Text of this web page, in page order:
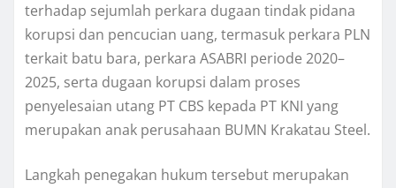
terhadap sejumlah perkara dugaan tindak pidana
korupsi dan pencucian uang, termasuk perkara PLN
terkait batu bara, perkara ASABRI periode 2020–
2025, serta dugaan korupsi dalam proses
penyelesaian utang PT CBS kepada PT KNI yang
merupakan anak perusahaan BUMN Krakatau Steel.
Langkah penegakan hukum tersebut merupakan